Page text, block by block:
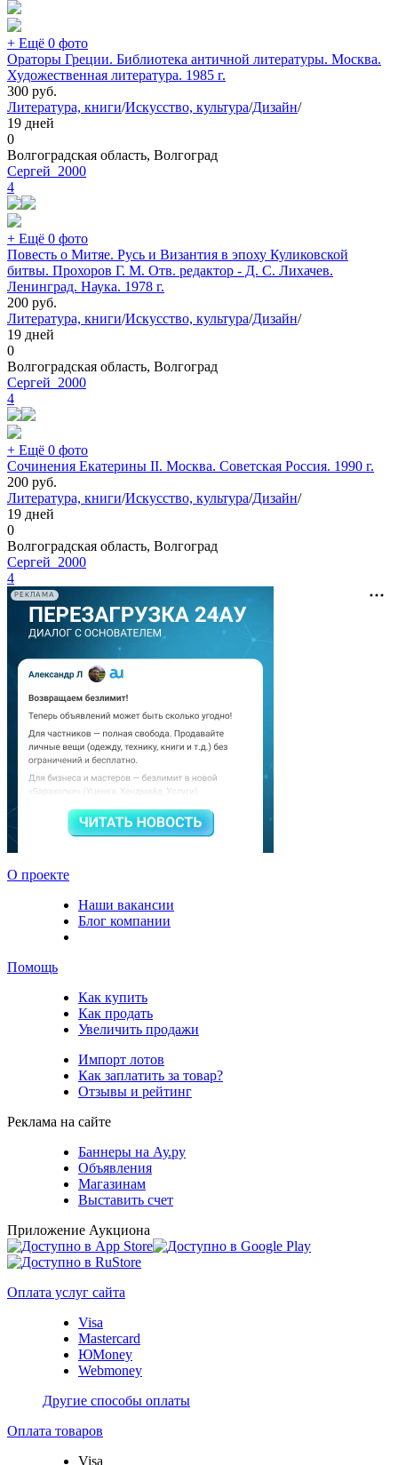
+ Ещё 0 фото
Ораторы Греции. Библиотека античной литературы. Москва.
Художественная литература. 1985 г.
300 руб.
Литература, книги/Искусство, культура/Дизайн/
19 дней
0
Волгоградская область, Волгоград
Сергей_2000
4
+ Ещё 0 фото
Повесть о Митяе. Русь и Византия в эпоху Куликовской
битвы. Прохоров Г. М. Отв. редактор - Д. С. Лихачев.
Ленинград. Наука. 1978 г.
200 руб.
Литература, книги/Искусство, культура/Дизайн/
19 дней
0
Волгоградская область, Волгоград
Сергей_2000
4
+ Ещё 0 фото
Сочинения Екатерины II. Москва. Советская Россия. 1990 г.
200 руб.
Литература, книги/Искусство, культура/Дизайн/
19 дней
0
Волгоградская область, Волгоград
Сергей_2000
4
РЕКЛАМА
О проекте
Наши вакансии
Блог компании
Помощь
Как купить
Как продать
Увеличить продажи
Импорт лотов
Как заплатить за товар?
Отзывы и рейтинг
Реклама на сайте
Баннеры на Ау.ру
Объявления
Магазинам
Выставить счет
Приложение Аукциона
Оплата услуг сайта
Visa
Mastercard
ЮMoney
Webmoney
Другие способы оплаты
Оплата товаров
Visa